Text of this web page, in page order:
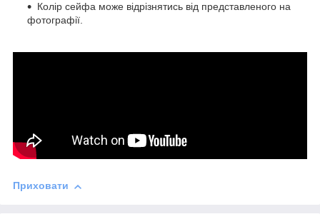
Колір сейфа може відрізнятись від представленого на
фотографії.
Приховати